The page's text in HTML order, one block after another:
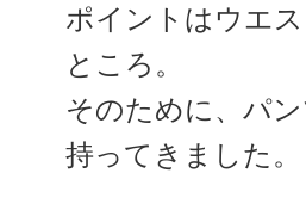
ポイントはウエ
ところ。
そのために、パ
持ってきました。